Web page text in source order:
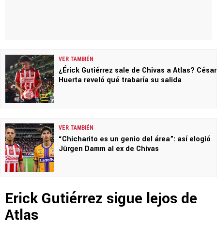
VER TAMBIÉN
¿Érick Gutiérrez sale de Chivas a Atlas? César
Huerta reveló qué trabaría su salida
VER TAMBIÉN
“Chicharito es un genio del área”: así elogió
Jürgen Damm al ex de Chivas
Erick Gutiérrez sigue lejos de
Atlas